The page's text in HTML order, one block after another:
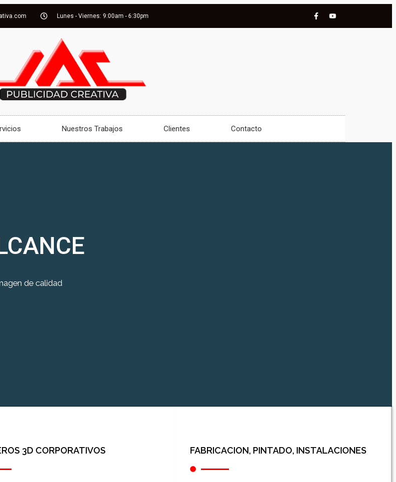
Lunes - Viernes: 9:00am - 6:30pm
Nuestros Trabajos Clientes Contacto
de calidad
3D CORPORATIVOS FABRICACION, PINTADO, INSTALACIONES